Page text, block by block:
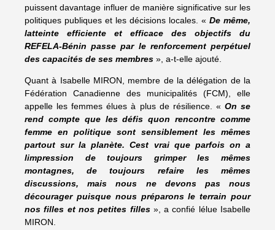
puissent davantage influer de manière significative sur les
politiques publiques et les décisions locales. « De même,
latteinte efficiente et efficace des objectifs du
REFELA-Bénin passe par le renforcement perpétuel
des capacités de ses membres », a-t-elle ajouté.
Quant à Isabelle MIRON, membre de la délégation de la
Fédération Canadienne des municipalités (FCM), elle
appelle les femmes élues à plus de résilience. « On se
rend compte que les défis quon rencontre comme
femme en politique sont sensiblement les mêmes
partout sur la planète. Cest vrai que parfois on a
limpression de toujours grimper les mêmes
montagnes, de toujours refaire les mêmes
discussions, mais nous ne devons pas nous
décourager puisque nous préparons le terrain pour
nos filles et nos petites filles», a confié lélue Isabelle
MIRON.